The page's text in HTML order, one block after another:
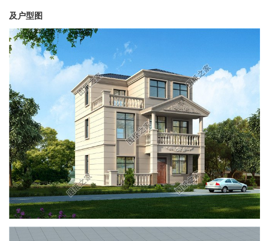
及户型图